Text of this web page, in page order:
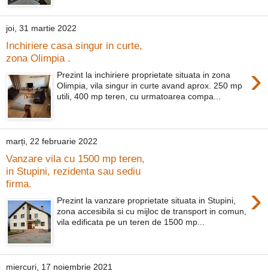
joi, 31 martie 2022
Inchiriere casa singur in curte,
zona Olimpia .
›
Prezint la inchiriere proprietate situata in zona
Olimpia, vila singur in curte avand aprox. 250 mp
utili, 400 mp teren, cu urmatoarea compa...
marți, 22 februarie 2022
Vanzare vila cu 1500 mp teren,
in Stupini, rezidenta sau sediu
firma.
›
Prezint la vanzare proprietate situata in Stupini,
zona accesibila si cu mijloc de transport in comun,
vila edificata pe un teren de 1500 mp...
miercuri, 17 noiembrie 2021